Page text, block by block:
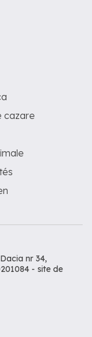
cazare
nr 34,
- site de